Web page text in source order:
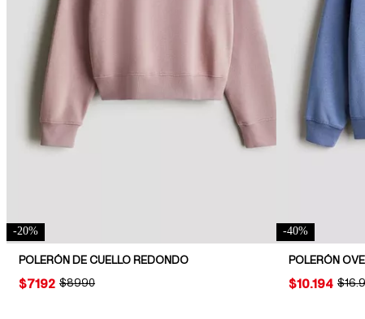
-20%
POLERÓN DE CUELLO REDONDO
ORIGINAL PRICE:
$8990
PRICE:
$7192
-40%
PRICE:
$10.194